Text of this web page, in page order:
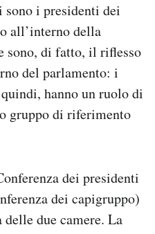
i presidenti dei
all’interno della
sono, di fatto, il riflesso
del parlamento: i
hanno un ruolo di
gruppo di riferimento
dei presidenti
dei capigruppo)
delle due camere. La